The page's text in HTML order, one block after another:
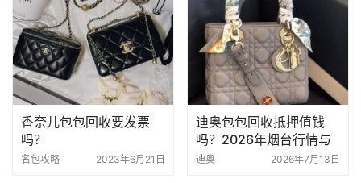
香奈儿包包回收要发票
吗？
名包攻略 2023年6月21日
迪奥包包回收抵押值钱
吗？2026年烟台行情与
避坑指南
迪奥 2026年7月13日